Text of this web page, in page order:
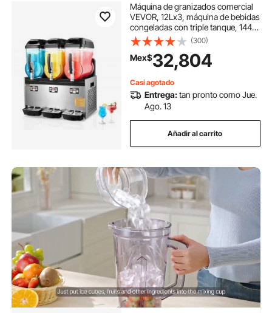
Máquina de granizados comercial
VEVOR, 12Lx3, máquina de bebidas
congeladas con triple tanque, 144
tazas, de acero inoxidable, para
batidos de margarita, ideal para
fiestas en casa, restaurantes,
cafeterías y bares.
(300)
Mex$32,804
Casi agotado
Entrega:tan pronto como Jue.
Ago. 13
Añadir al carrito